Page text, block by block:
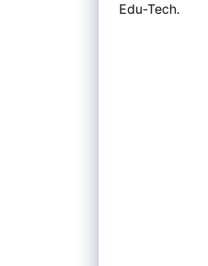
Edu-Tech.